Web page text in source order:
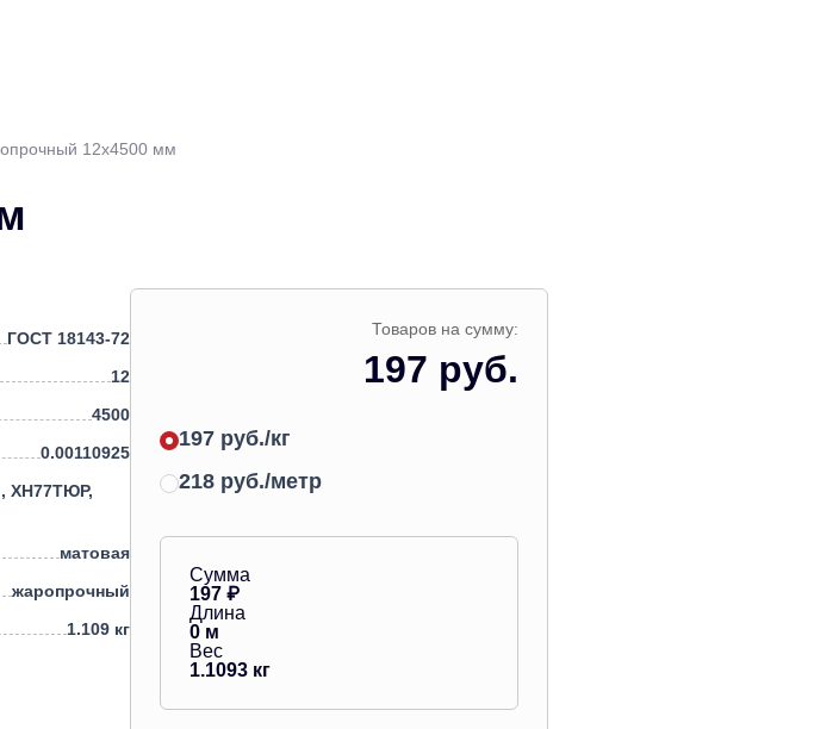
12х4500 мм
ГОСТ 18143-72
12
4500
0.00110925
ХН77ТЮР,
матовая
жаропрочный
1.109 кг
Товаров на сумму:
197 руб.
197 руб./кг
218 руб./метр
Сумма
197 ₽
Длина
0 м
Вес
1.1093 кг